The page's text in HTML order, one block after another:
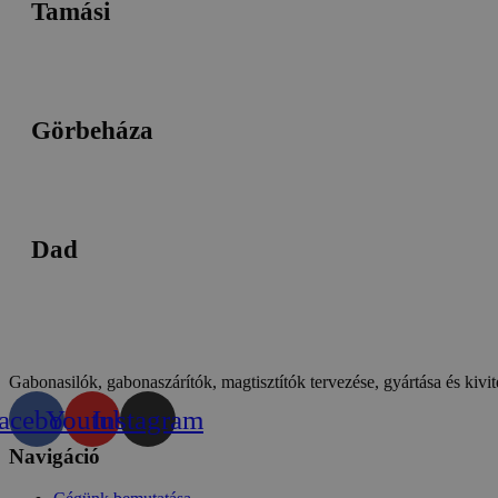
Tamási
Görbeháza
Dad
Gabonasilók, gabonaszárítók, magtisztítók tervezése, gyártása és
YoutubeInstagram
Navigáció